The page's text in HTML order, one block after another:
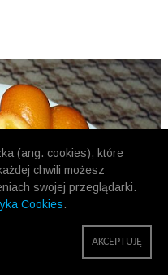
(ang. cookies), które
chwili możesz
swojej przeglądarki.
Cookies.
AKCEPTUJĘ